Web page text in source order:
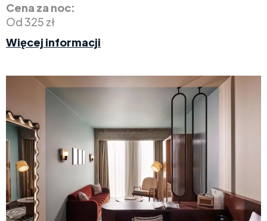
Cena za noc:
Od 325 zł
Więcej informacji